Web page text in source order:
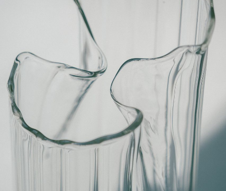
指定はできません。受け取り時間帯は、発送後にクロネコヤ
マトのアプリから変更可能です。
Q. 注文後にキャンセルできますか？
ご注文後一定時間内であればキャンセル可能です。